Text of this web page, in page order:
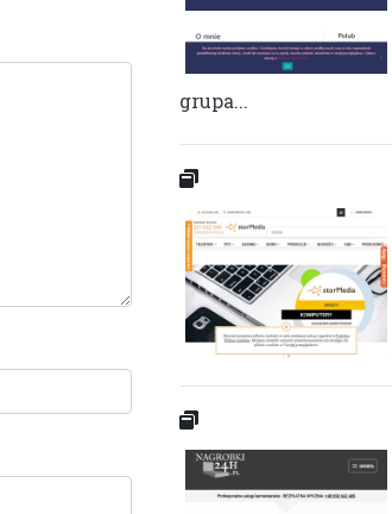
grupa...